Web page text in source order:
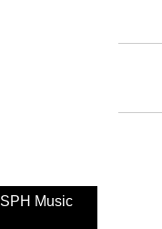
SPH Music